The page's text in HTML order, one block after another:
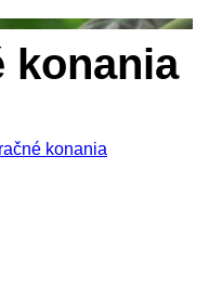
konania
konania